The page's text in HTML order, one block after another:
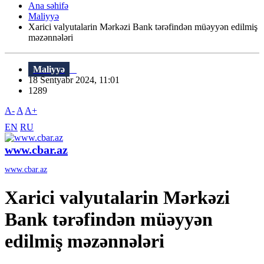
Ana səhifə
Maliyyə
Xarici valyutalarin Mərkəzi Bank tərəfindən müəyyən edilmiş
məzənnələri
Maliyyə
18 Sentyabr 2024, 11:01
1289
A- A A+
EN RU
www.cbar.az
www.cbar.az
Xarici valyutalarin Mərkəzi
Bank tərəfindən müəyyən
edilmiş məzənnələri